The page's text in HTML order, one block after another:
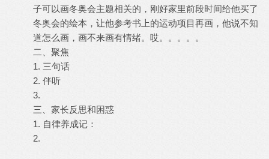
子可以画冬奥会主题相关的，刚好家里前段时间给他买了
冬奥会的绘本，让他参考书上的运动项目再画，他说不知
道怎么画，画不来画有情绪。哎。。。。。
二、聚焦
1. 三句话
2. 伴听
3.
三、家长反思和困惑
1. 自律养成记：
2.